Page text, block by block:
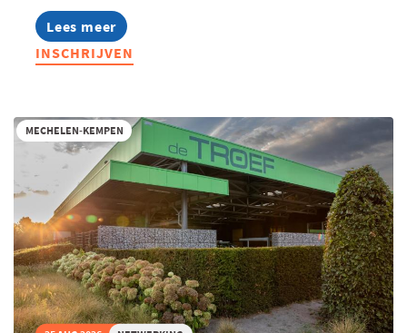
Lees meer
about
Jong
Voka
on
water
INSCHRIJVEN
MECHELEN-KEMPEN